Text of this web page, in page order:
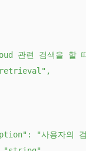
련 검색을 할 때
"사용자의 검